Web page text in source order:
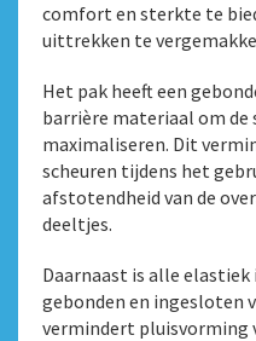
comfort en sterkte te
uittrekken te
Het pak heeft een
barrière materiaal om de
maximaliseren. Dit
scheuren tijdens het
afstotendheid van de
deeltjes.
Daarnaast is alle
gebonden en ingesloten
vermindert pluisvorming